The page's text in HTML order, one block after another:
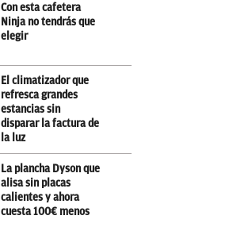
Con esta cafetera
Ninja no tendrás que
elegir
El climatizador que
refresca grandes
estancias sin
disparar la factura de
la luz
La plancha Dyson que
alisa sin placas
calientes y ahora
cuesta 100€ menos